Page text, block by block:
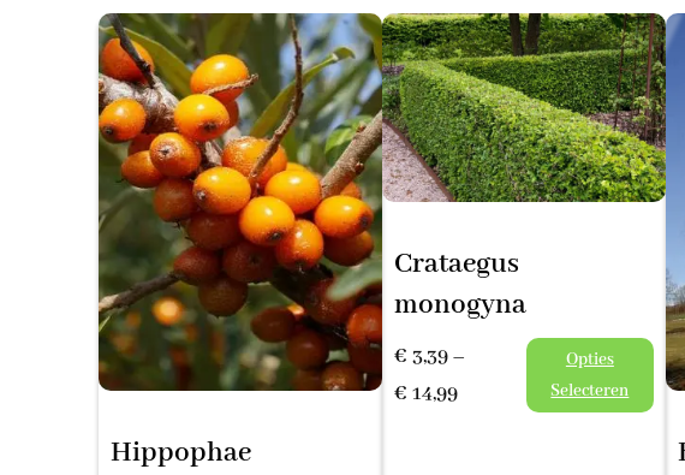
Hippophae
Crataegus
monogyna
€ 3,39–
€ 14,99Prijsklasse:
Opties
Selecteren